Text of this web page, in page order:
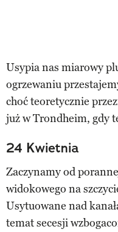
Usypia nas miarowy
ogrzewaniu
choć teoretycznie
już w Trondheim, gdy
24 Kwietnia
Zaczynamy od
widokowego na
Usytuowane nad
temat secesji